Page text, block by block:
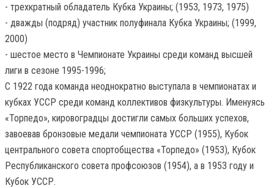
- трехкратный обладатель Кубка Украины; (1953, 1973, 1975)
- дважды (подряд) участник полуфинала Кубка Украины; (1999,
2000)
- шестое место в Чемпионате Украины среди команд высшей
лиги в сезоне 1995-1996;
С 1922 года команда неоднократно выступала в чемпионатах и
кубках УССР среди команд коллективов физкультуры. Именуясь
«Торпедо», кировоградцы достигли самых больших успехов,
завоевав бронзовые медали чемпионата УССР (1955), Кубок
центрального совета спортобщества «Торпедо» (1953), Кубок
Республиканского совета профсоюзов (1954), а в 1953 году и
Кубок УССР.